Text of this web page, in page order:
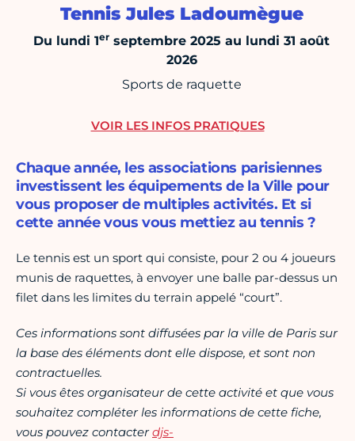
Tennis Jules Ladoumègue
Du lundi 1er septembre 2025 au lundi 31 août
2026
Sports de raquette
Chaque année, les associations parisiennes
investissent les équipements de la Ville pour
vous proposer de multiples activités. Et si
cette année vous vous mettiez au tennis ?
Le tennis est un sport qui consiste, pour 2 ou 4 joueurs
munis de raquettes, à envoyer une balle par-dessus un
filet dans les limites du terrain appelé “court”.
Ces informations sont diffusées par la ville de Paris sur
la base des éléments dont elle dispose, et sont non
contractuelles.
Si vous êtes organisateur de cette activité et que vous
souhaitez compléter les informations de cette fiche,
vous pouvez contacterdjs-
VOIR LES INFOS PRATIQUES